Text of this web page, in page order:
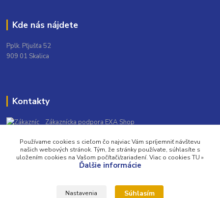
Kde nás nájdete
Pplk. Pľjušťa 52
909 01 Skalica
Kontakty
Zákaznícka podpora EXA Shop
(Po-Pia, 9-16 hod.)
info@exashop.sk
Používame cookies s cieľom čo najviac Vám spríjemniť návštevu
našich webových stránok. Tým, že stránky používate, súhlasíte s
uložením cookies na Vašom počítači/zariadení. Viac o cookies TU »
Ďalšie informácie
Nastavenia Súhlasím